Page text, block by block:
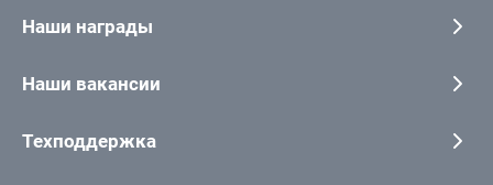
Наши награды
Наши вакансии
Техподдержка